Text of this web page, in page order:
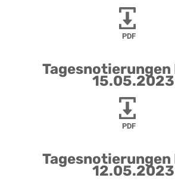
PDF
Tagesnotierungen
15.05.2023
PDF
Tagesnotierungen
12.05.2023